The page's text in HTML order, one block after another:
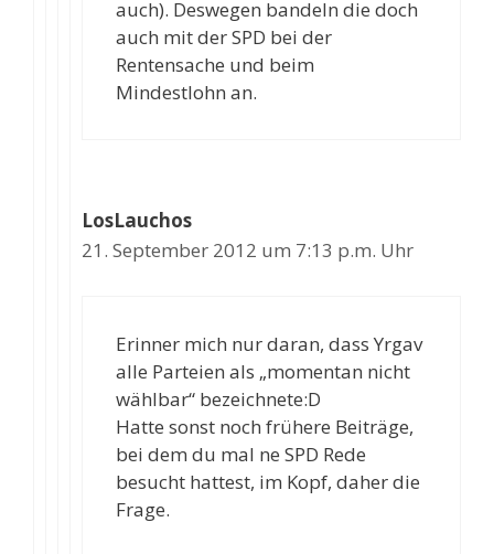
auch). Deswegen bandeln die doch
auch mit der SPD bei der
Rentensache und beim
Mindestlohn an.
LosLauchos
21. September 2012 um 7:13 p.m. Uhr
Erinner mich nur daran, dass Yrgav
alle Parteien als „momentan nicht
wählbar“ bezeichnete:D
Hatte sonst noch frühere Beiträge,
bei dem du mal ne SPD Rede
besucht hattest, im Kopf, daher die
Frage.